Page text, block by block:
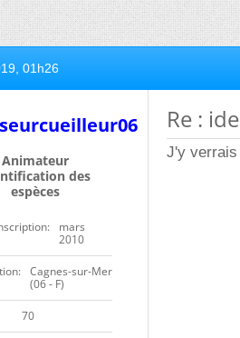
01h26
Animateur
des
espèces
mars
2010
Cagnes-sur-Mer
(06 - F)
70
Re :
J'y